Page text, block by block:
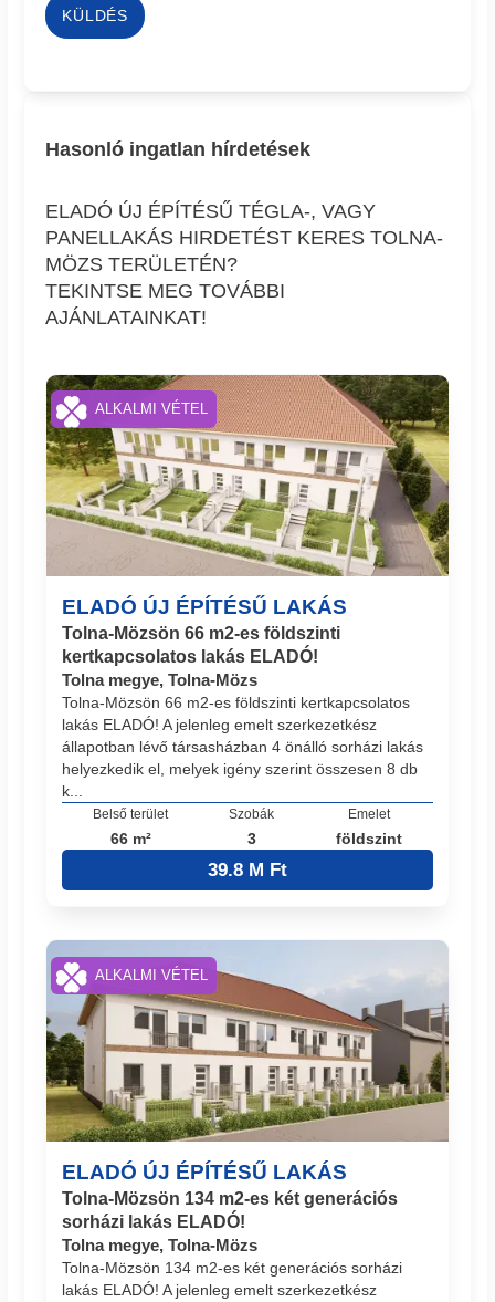
KÜLDÉS
Hasonló ingatlan hírdetések
ELADÓ ÚJ ÉPÍTÉSŰ TÉGLA-, VAGY
PANELLAKÁS HIRDETÉST KERES TOLNA-
MÖZS TERÜLETÉN?
TEKINTSE MEG TOVÁBBI
AJÁNLATAINKAT!
ELADÓ ÚJ ÉPÍTÉSŰ LAKÁS
Tolna-Mözsön 66 m2-es földszinti
kertkapcsolatos lakás ELADÓ!
Tolna megye, Tolna-Mözs
Tolna-Mözsön 66 m2-es földszinti kertkapcsolatos
lakás ELADÓ! A jelenleg emelt szerkezetkész
állapotban lévő társasházban 4 önálló sorházi lakás
helyezkedik el, melyek igény szerint összesen 8 db
k...
Belső terület
66 m²
Szobák
3
Emelet
földszint
39.8 M Ft
ALKALMI VÉTEL
ELADÓ ÚJ ÉPÍTÉSŰ LAKÁS
Tolna-Mözsön 134 m2-es két generációs
sorházi lakás ELADÓ!
Tolna megye, Tolna-Mözs
Tolna-Mözsön 134 m2-es két generációs sorházi
lakás ELADÓ! A jelenleg emelt szerkezetkész
ALKALMI VÉTEL